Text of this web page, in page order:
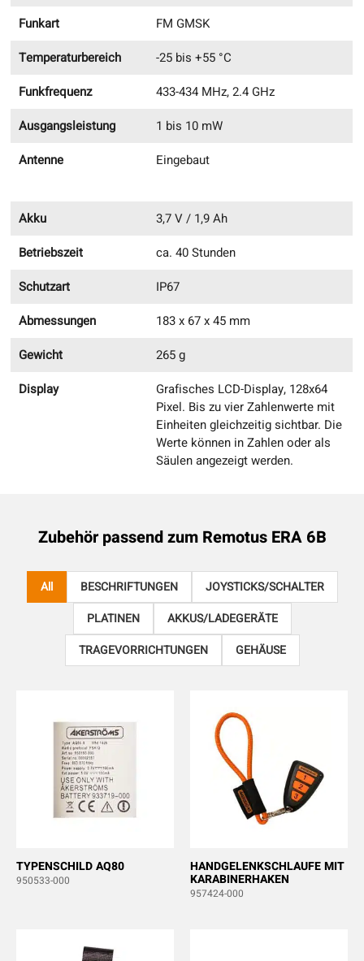
Funkart
FM GMSK
Temperaturbereich
-25 bis +55 °C
Funkfrequenz
433-434 MHz, 2.4 GHz
Ausgangsleistung
1 bis 10 mW
Antenne
Eingebaut
Akku
3,7 V / 1,9 Ah
Betriebszeit
ca. 40 Stunden
Schutzart
IP67
Abmessungen
183 x 67 x 45 mm
Gewicht
265 g
Display
Grafisches LCD-Display, 128x64
Pixel. Bis zu vier Zahlenwerte mit
Einheiten gleichzeitig sichtbar. Die
Werte können in Zahlen oder als
Säulen angezeigt werden.
Zubehör passend zum Remotus ERA 6B
All BESCHRIFTUNGEN
JOYSTICKS/SCHALTER
PLATINEN
AKKUS/LADEGERÄTE
TRAGEVORRICHTUNGEN
GEHÄUSE
TYPENSCHILD AQ80
950533-000
HANDGELENKSCHLAUFE MIT
KARABINERHAKEN
957424-000